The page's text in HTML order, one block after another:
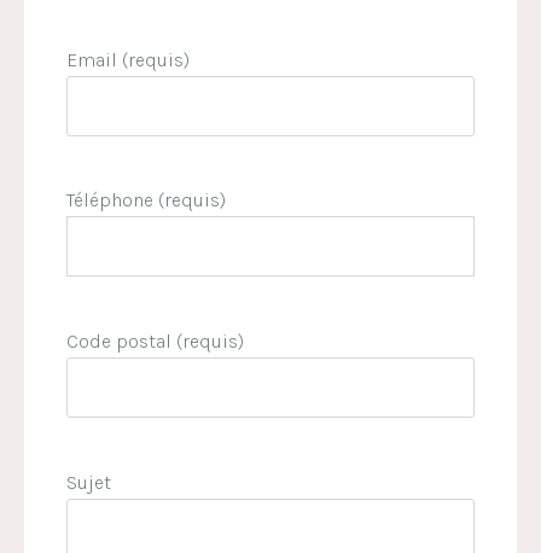
Email (requis)
Téléphone (requis)
Code postal (requis)
Sujet